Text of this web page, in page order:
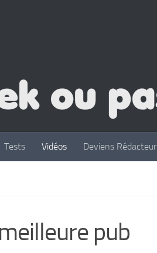
Tests Vidéos Deviens Rédacteur
pub